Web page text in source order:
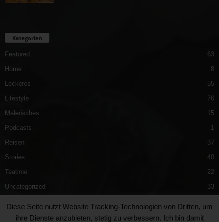
Kategorien
Featured
63
Home
8
Leckeres
55
Lifestyle
76
Malerisches
15
Podcasts
1
Reisen
37
Stories
40
Teatime
22
Uncategorized
33
Diese Seite nutzt Website Tracking-Technologien von Dritten, um
ihre Dienste anzubieten, stetig zu verbessern. Ich bin damit